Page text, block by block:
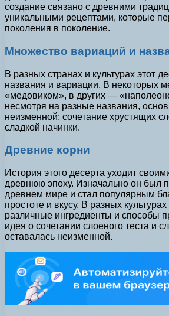
создание связано с древними
уникальными рецептами, которые
поколения в поколение.
Множество вариаций и
В разных странах и культурах этот
названия и вариации. В некоторых
«медовиком», в других —
несмотря на разные названия,
неизменной: сочетание хрустящих
сладкой начинки.
Древние корни
История этого десерта уходит
древнюю эпоху. Изначально он был
древнем мире и стал популярным
простоте и вкусу. В разных
различные ингредиенты и способы
идея о сочетании слоеного теста и
оставалась неизменной.